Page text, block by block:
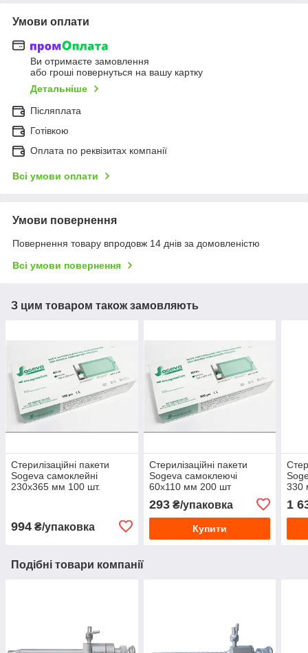
Умови оплати
Ви отримаєте замовлення
або гроші повернуться на вашу картку
Детальніше
Післяплата
Готівкою
Оплата по реквізитах компанії
Всі умови оплати
Умови повернення
Повернення товару впродовж 14 днів за домовленістю
Всі умови повернення
З цим товаром також замовляють
Стерилізаційні пакети
Sogeva самоклейні
230х365 мм 100 шт.
994 ₴/упаковка
Стерилізаційні пакети
Sogeva самоклеючі
60х110 мм 200 шт
293₴/упаковка
Купити
330
1
Подібні товари компанії